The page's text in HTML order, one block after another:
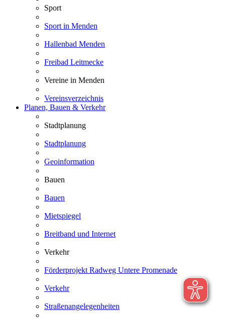
Sport
Sport in Menden
Hallenbad Menden
Freibad Leitmecke
Vereine in Menden
Vereinsverzeichnis
Planen, Bauen & Verkehr
Stadtplanung
Stadtplanung
Geoinformation
Bauen
Bauen
Mietspiegel
Breitband und Internet
Verkehr
Förderprojekt Radweg Untere Promenade
Verkehr
Straßenangelegenheiten